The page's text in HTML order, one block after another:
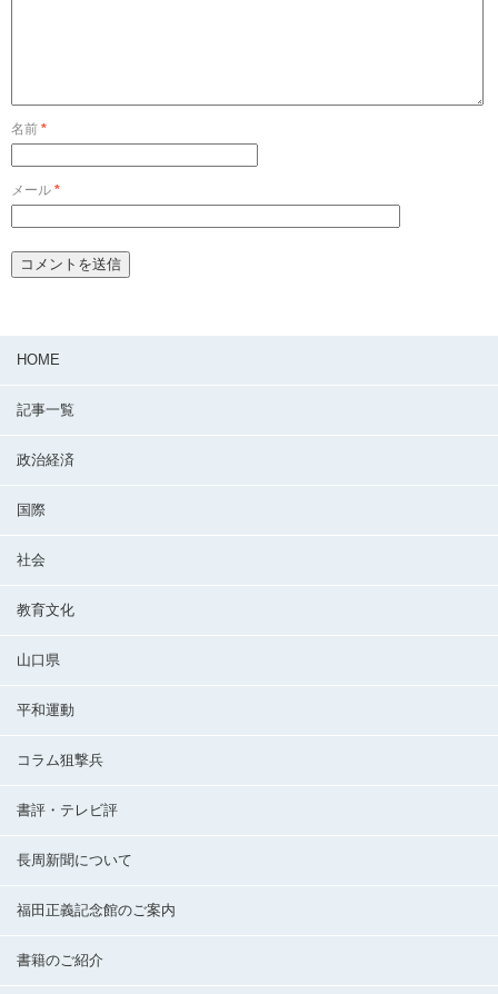
名前 *
メール *
HOME
記事一覧
政治経済
国際
社会
教育文化
山口県
平和運動
コラム狙撃兵
書評・テレビ評
長周新聞について
福田正義記念館のご案内
書籍のご紹介